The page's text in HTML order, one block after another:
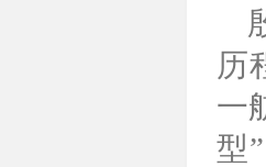
历
一
型